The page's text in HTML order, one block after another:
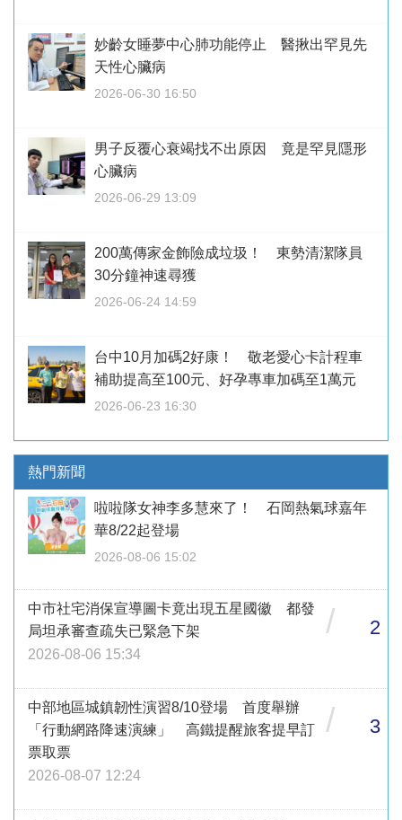
妙齡女睡夢中心肺功能停止 醫揪出罕見先
天性心臟病
2026-06-30 16:50
男子反覆心衰竭找不出原因 竟是罕見隱形
心臟病
2026-06-29 13:09
200萬傳家金飾險成垃圾！ 東勢清潔隊員
30分鐘神速尋獲
2026-06-24 14:59
台中10月加碼2好康！ 敬老愛心卡計程車
補助提高至100元、好孕專車加碼至1萬元
2026-06-23 16:30
熱門新聞
啦啦隊女神李多慧來了！ 石岡熱氣球嘉年
華8/22起登場
2026-08-06 15:02
中市社宅消保宣導圖卡竟出現五星國徽 都發
局坦承審查疏失已緊急下架
2026-08-06 15:34
/ 2
中部地區城鎮韌性演習8/10登場 首度舉辦
「行動網路降速演練」 高鐵提醒旅客提早訂
票取票
2026-08-07 12:24
/ 3